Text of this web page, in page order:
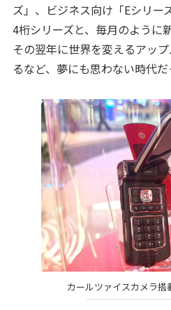
ズ」、ビジネス向け「Eシリー
4桁シリーズと、毎月のように
その翌年に世界を変えるアッ
るなど、夢にも思わない時代だ
カールツァイスカメラ搭